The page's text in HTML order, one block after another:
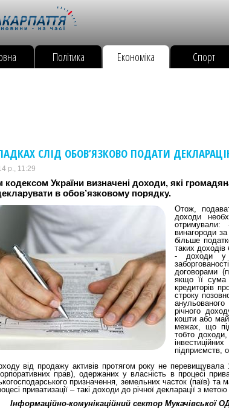
Політика Економіка Спорт
СЛІД ОБОВ’ЯЗКОВО ПОДАТИ
р., 11:29
кодексом України визначені доходи, які
в обов’язковому порядку.
Отож,
доходи
винагороди
більше
таких
- доходи у
договорами
якщо її сума
кредиторів
строку
річного
кошти або
межах, що
тобто
підприємств,
від продажу активів протягом року не перевищувала
прав), одержаних у власність в процесі
призначення, земельних часток (паїв)
приватизації – такі доходи до річної декларації з
Інформаційно-комунікаційний сектор Мукачівської